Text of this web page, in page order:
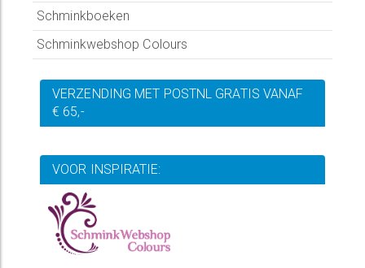
Schminkboeken
Schminkwebshop Colours
VERZENDING MET POSTNL GRATIS VANAF
€ 65,-
VOOR INSPIRATIE: